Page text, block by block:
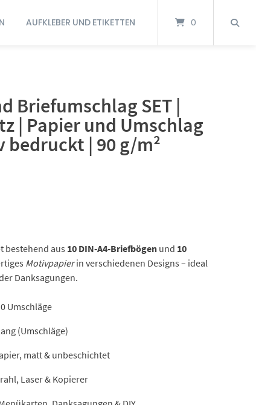
AUFKLEBER UND ETIKETTEN 0
Briefumschlag SET |
| Papier und Umschlag
bedruckt | 90 g/m²
bestehend aus 10 DIN-A4-Briefbögen und 10
Motivpapierin verschiedenen Designs – ideal
Danksagungen.
Umschläge
(Umschläge)
matt & unbeschichtet
Laser & Kopierer